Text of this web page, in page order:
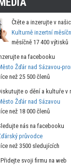
Čtěte a inzerujte v
Kulturně inzertní
měsíčně 17 400 výtisků
na facebooku
Žďár nad Sázavou-
než 25 500 členů
o dění a kultuře v
Žďár nad Sázavou
než 18 000 členů
nás na facebooku
průvodce
než 3500 sledujících
Přidejte svoji firmu na web